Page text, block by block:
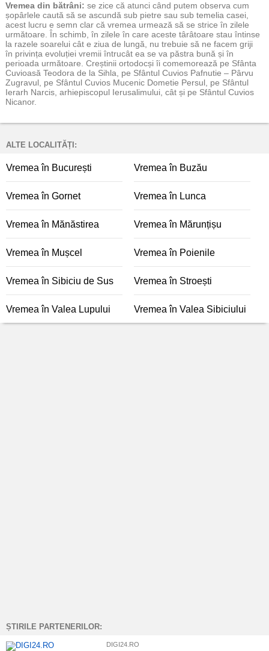
Vremea din bătrâni: se zice că atunci când putem observa cum
șopârlele caută să se ascundă sub pietre sau sub temelia casei,
acest lucru e semn clar că vremea urmează să se strice în zilele
următoare. În schimb, în zilele în care aceste târâtoare stau întinse
la razele soarelui cât e ziua de lungă, nu trebuie să ne facem griji
în privința evoluției vremii întrucât ea se va păstra bună și în
perioada următoare. Creștinii ortodocși îi comemorează pe Sfânta
Cuvioasă Teodora de la Sihla, pe Sfântul Cuvios Pafnutie – Pârvu
Zugravul, pe Sfântul Cuvios Mucenic Dometie Persul, pe Sfântul
Ierarh Narcis, arhiepiscopul Ierusalimului, cât și pe Sfântul Cuvios
Nicanor.
ALTE LOCALITĂȚI:
Vremea în București Vremea în Buzău
Vremea în Gornet Vremea în Lunca
Vremea în Mănăstirea Vremea în Mărunțișu
Vremea în Mușcel Vremea în Poienile
Vremea în Sibiciu de Sus Vremea în Stroești
Vremea în Valea Lupului Vremea în Valea Sibiciului
ȘTIRILE PARTENERILOR:
DIGI24.RO